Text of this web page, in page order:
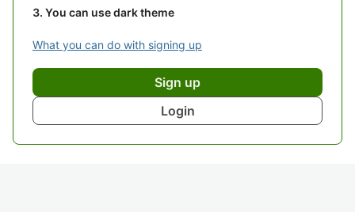
You can use dark theme
What you can do with signing up
Sign up
Login